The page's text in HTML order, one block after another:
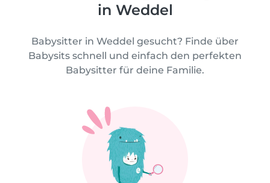
in Weddel
Babysitter in Weddel gesucht? Finde über
Babysits schnell und einfach den perfekten
Babysitter für deine Familie.